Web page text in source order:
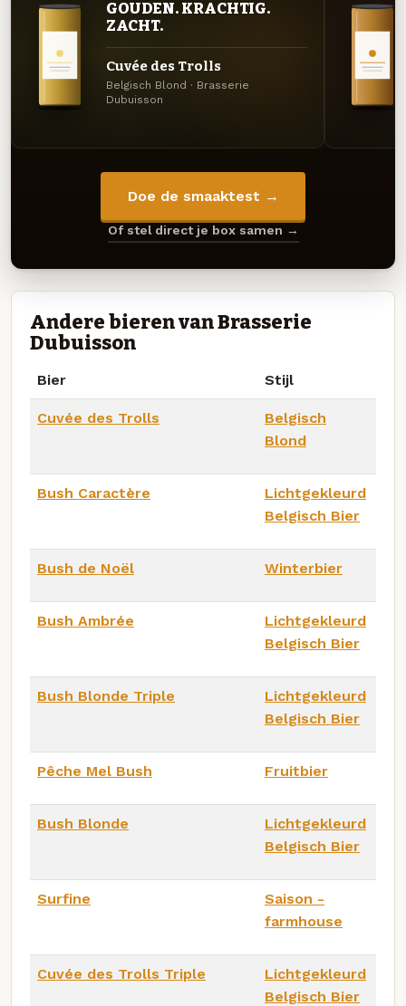
GOUDEN. KRACHTIG.
ZACHT.
Cuvée des Trolls
Belgisch Blond · Brasserie
Dubuisson
Doe de smaaktest →
Of stel direct je box samen →
Andere bieren van Brasserie
Dubuisson
Bier Stijl
Cuvée des Trolls
Belgisch
Blond
Bush Caractère
Lichtgekleurd
Belgisch Bier
Bush de Noël Winterbier
Bush Ambrée
Lichtgekleurd
Belgisch Bier
Bush Blonde Triple
Lichtgekleurd
Belgisch Bier
Pêche Mel Bush Fruitbier
Bush Blonde
Lichtgekleurd
Belgisch Bier
Surfine
Saison -
farmhouse
Cuvée des Trolls Triple
Lichtgekleurd
Belgisch Bier